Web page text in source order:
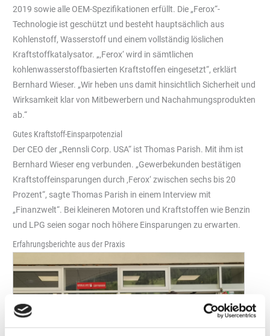
2019 sowie alle OEM-Spezifikationen erfüllt. Die „Ferox“-
Technologie ist geschützt und besteht hauptsächlich aus
Kohlenstoff, Wasserstoff und einem vollständig löslichen
Kraftstoffkatalysator. „‚Ferox‘ wird in sämtlichen
kohlenwasserstoffbasierten Kraftstoffen eingesetzt“, erklärt
Bernhard Wieser. „Wir heben uns damit hinsichtlich Sicherheit und
Wirksamkeit klar von Mitbewerbern und Nachahmungsprodukten
ab.“
Gutes Kraftstoff-Einsparpotenzial
Der CEO der „Rennsli Corp. USA“ ist Thomas Parish. Mit ihm ist
Bernhard Wieser eng verbunden. „Gewerbekunden bestätigen
Kraftstoffeinsparungen durch ‚Ferox‘ zwischen sechs bis 20
Prozent“, sagte Thomas Parish in einem Interview mit
„Finanzwelt“. Bei kleineren Motoren und Kraftstoffen wie Benzin
und LPG seien sogar noch höhere Einsparungen zu erwarten.
Erfahrungsberichte aus der Praxis